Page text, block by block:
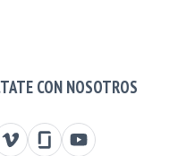
CON NOSOTROS
our Vimeo
Visit our Glassdoor
Visit our Youtube